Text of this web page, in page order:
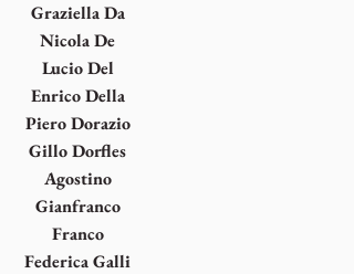
Graziella Da
Gioz
Nicola De
Maria
Lucio Del
Pezzo
Enrico Della
Torre
Piero Dorazio
Gillo Dorfles
Agostino
Ferrari
Gianfranco
Ferroni
Franco
Fontana
Federica Galli